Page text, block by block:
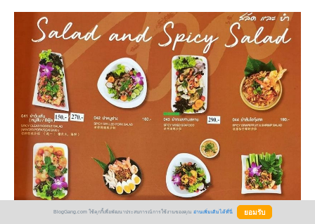
BlogGang.com ใช้คุกกี้เพื่อพัฒนาประสบการณ์การใช้งานของคุณ อ่านเพิ่มเติมได้ที่นี่